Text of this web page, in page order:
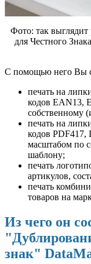
Фото: так выглядит
для Честного
С помощью него Вы
печать на
кодов EAN13,
собственному
печать на
кодов PDF417,
масштабом по
шаблону;
печать
артикулов,
печать
товаров на
Из чего он
знак"